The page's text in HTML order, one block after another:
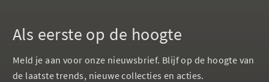
Als eerste op de hoogte
Meld je aan voor onze nieuwsbrief. Blijf op de hoogte van
de laatste trends, nieuwe collecties en acties.